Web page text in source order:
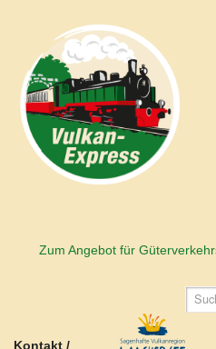
Zum Angebot für
Kontakt /